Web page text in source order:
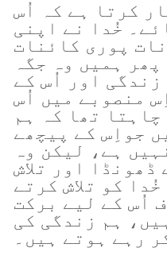
کرتا ہے کہ اُس
خُدا نے اپنی
پوری کائنات
ہمیں وہ جگہ
زندگی اور اُس کے
منصوبے میں اُس
تھا کہ ہم
جواِس کے پیچھے
ہے، لیکن وہ
اور تلاش
کو تلاش کرتے
اُس کے لیے برکت
ہم زندگی کی
رہے ہوتے ہیں۔